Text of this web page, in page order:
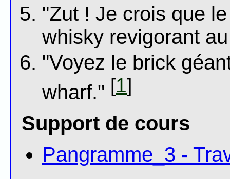
"Zut ! Je crois que
whisky revigorant
"Voyez le brick
wharf." [1]
Support de cours
Pangramme_3 -